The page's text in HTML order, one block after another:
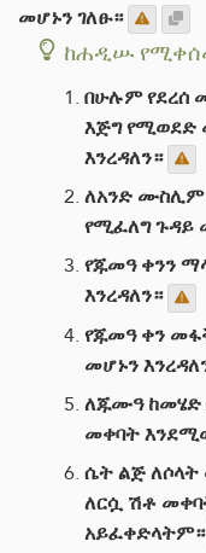
መሆኑን ገለፁ።
ከሐዲሡ
በሁሉም
እጅግ የሚወደድ
እንረዳለን።
ለአንድ ሙስሊም
የሚፈለግ ጉዳይ
የጁመዓ ቀንን
እንረዳለን።
የጁመዓ ቀን
መሆኑን
ለጁሙዓ
መቀባት
ሴት ልጅ
ለርሷ ሽቶ
አይፈቀድላትም።